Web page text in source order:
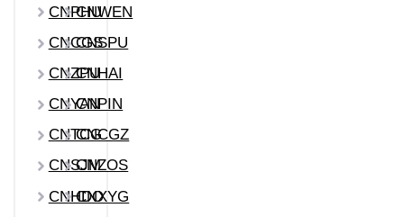
CNPHUCNWEN
CNCGSCNSPU
CNZPUCNHAI
CNYANCNPIN
CNTCGCNCGZ
CNSJMCNZOS
CNHDOCNXYG